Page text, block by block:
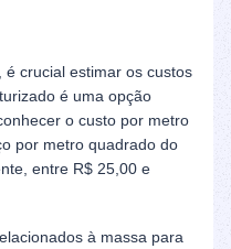
crucial estimar os custos
é uma opção
o custo por metro
por metro quadrado do
entre R$ 25,00 e
à massa para